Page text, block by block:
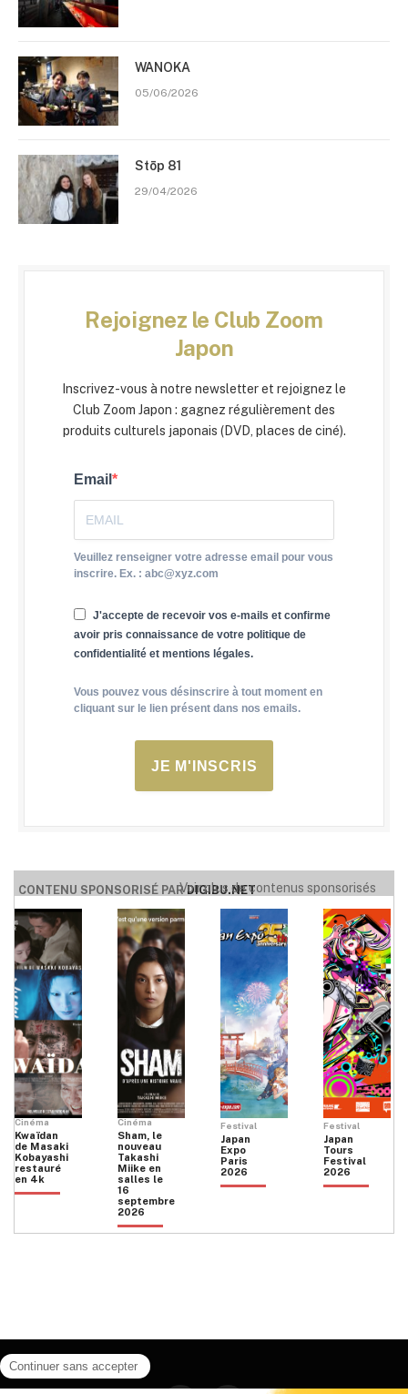
WANOKA
05/06/2026
Stōp 81
29/04/2026
Rejoignez le Club Zoom
Japon
Inscrivez-vous à notre newsletter et rejoignez le
Club Zoom Japon : gagnez régulièrement des
produits culturels japonais (DVD, places de ciné).
Email
Veuillez renseigner votre adresse email pour vous
inscrire. Ex. : abc@xyz.com
J'accepte de recevoir vos e-mails et confirme
avoir pris connaissance de votre politique de
confidentialité et mentions légales.
Vous pouvez vous désinscrire à tout moment en
cliquant sur le lien présent dans nos emails.
JE M'INSCRIS
CONTENU SPONSORISÉ PARDIGIBU.NET
Voir plus de contenus sponsorisés
Cinéma
Kwaïdan
de Masaki
Kobayashi
restauré
en 4k
Cinéma
Sham, le
nouveau
Takashi
Miike en
salles le
16
septembre
2026
Festival
Japan
Expo
Paris
2026
Festival
Japan
Tours
Festival
2026